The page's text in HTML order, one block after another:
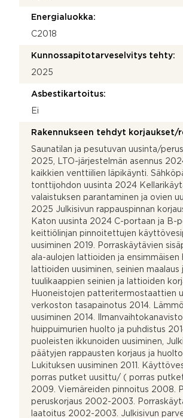
Energialuokka:
C2018
Kunnossapitotarveselvitys tehty:
2025
Asbestikartoitus:
Ei
Rakennukseen tehdyt korjaukset/
Saunatilan ja pesutuvan uusinta/
2025, LTO-järjestelmän asennus
kaikkien venttiilien läpikäynti.
tonttijohdon uusinta 2024
valaistuksen parantaminen ja ovien
2025 Julkisivun rappauspinnan
Katon uusinta 2024 C-portaan ja B-
keittiölinjan pinnoitettujen
uusiminen 2019. Porraskäytävien
ala-aulojen lattioiden ja ensimmäisen
lattioiden uusiminen, seinien maalaus
tuulikaappien seinien ja lattioiden
Huoneistojen patteritermostaattien
verkoston tasapainotus 2014.
uusiminen 2014.
huippuimurien huolto ja puhdistus
puoleisten ikkunoiden uusiminen,
päätyjen rappausten korjaus ja
Lukituksen uusiminen 2011.
porras putket uusittu/ ( porras
2009. Viemäreiden pinnoitus 2008.
peruskorjaus 2002-2003.
laatoitus 2002-2003. Julkisivun